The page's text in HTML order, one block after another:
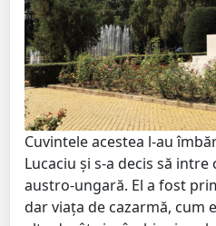
Cuvintele acestea l-au
Lucaciu şi s-a decis să
austro-ungară. El a fost
dar viaţa de cazarmă, cum